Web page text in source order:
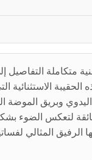
متكاملة التفاصيل
الحقيبة الاستثنائية
اليدوي وبريق الموضة
فائقة لتعكس الضوء
الرفيق المثالي